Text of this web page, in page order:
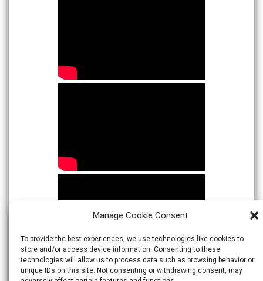
Manage Cookie Consent
To provide the best experiences, we use technologies like cookies to
store and/or access device information. Consenting to these
technologies will allow us to process data such as browsing behavior or
unique IDs on this site. Not consenting or withdrawing consent, may